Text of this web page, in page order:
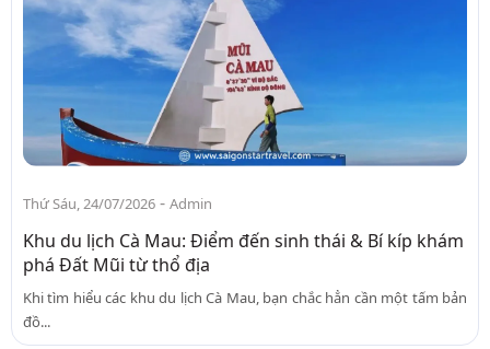
Thứ Sáu, 24/07/2026 - Admin
Khu du lịch Cà Mau: Điểm đến sinh thái & Bí kíp khám
phá Đất Mũi từ thổ địa
Khi tìm hiểu các khu du lịch Cà Mau, bạn chắc hẳn cần một tấm bản
đồ...